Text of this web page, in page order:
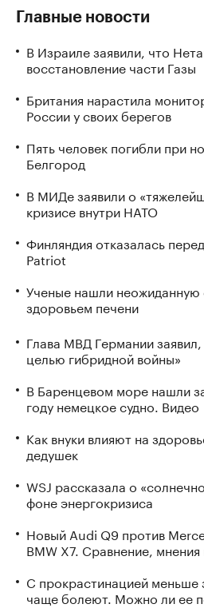
Главные новости
В Израиле заявили, что
восстановление части Газы
Британия нарастила
России у своих берегов
Пять человек погибли при
Белгород
В МИДе заявили о
кризисе внутри НАТО
Финляндия отказалась
Patriot
Ученые нашли неожиданную
здоровьем печени
Глава МВД Германии
целью гибридной войны»
В Баренцевом море нашли
году немецкое судно. Видео
Как внуки влияют на
дедушек
WSJ рассказала о
фоне энергокризиса
Новый Audi Q9 против
BMW X7. Сравнение,
С прокрастинацией меньше
чаще болеют. Можно ли ее